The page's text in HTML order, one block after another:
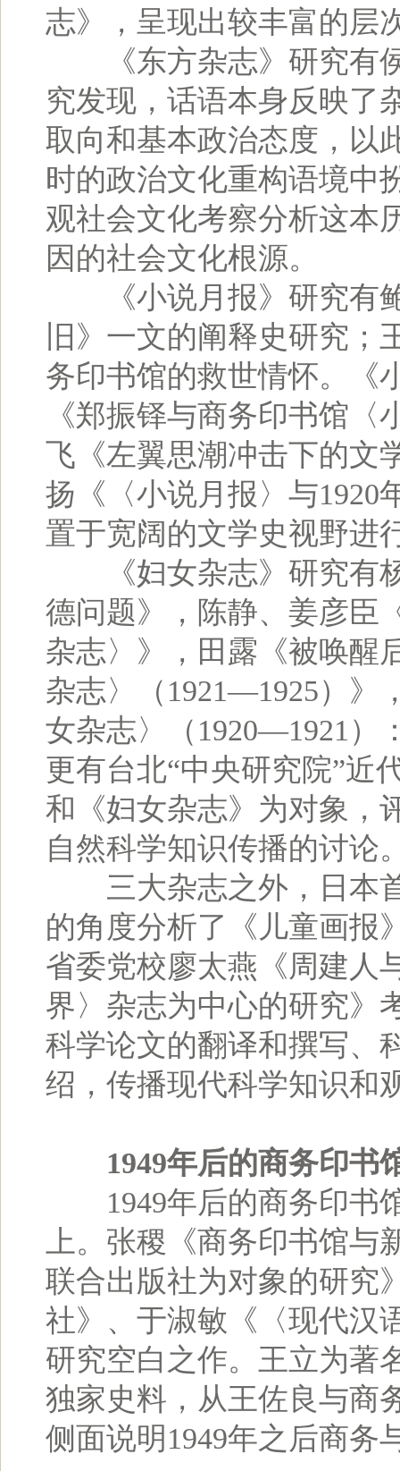
志》，呈现出较丰富的层
《东方杂志》研究有侯
究发现，话语本身反映了
取向和基本政治态度，以
时的政治文化重构语境中
观社会文化考察分析这本
因的社会文化根源。
《小说月报》研究有鲍
旧》一文的阐释史研究
务印书馆的救世情怀。《
《郑振铎与商务印书馆
飞《左翼思潮冲击下的文
扬《〈小说月报〉与1920
置于宽阔的文学史视野进
《妇女杂志》研究有杨
德问题》，陈静、姜彦臣
杂志〉》，田露《被唤
杂志〉（1921—1925）》
女杂志〉（1920—1921）
更有台北“中央研究院”近
和《妇女杂志》为对象，
自然科学知识传播的讨论
三大杂志之外，日本首
的角度分析了《儿童画报
省委党校廖太燕《周建人
界〉杂志为中心的研究》
科学论文的翻译和撰写、
绍，传播现代科学知识和
1949年后的商务印书
1949年后的商务印书
上。张稷《商务印书馆
联合出版社为对象的研究
社》、于淑敏《〈现代汉
研究空白之作。王立为著
独家史料，从王佐良与商
侧面说明1949年之后商务